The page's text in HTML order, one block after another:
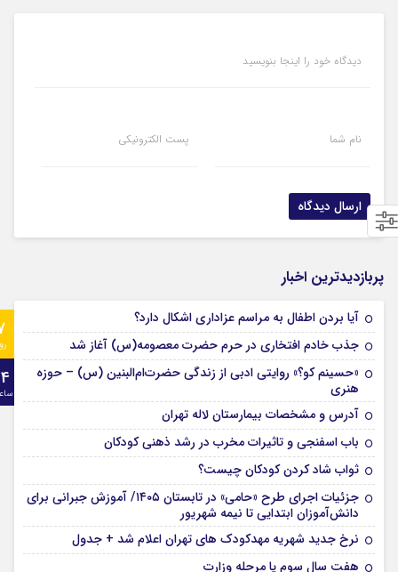
دیدگاه خود را اینجا بنویسید
نام شما پست الکترونیکی
پربازدیدترین اخبار
آیا بردن اطفال به مراسم عزادارى اشکال دارد؟
جذب خادم افتخاری در حرم حضرت معصومه(س) آغاز شد
«حسینم کو؟» روایتی ادبی از زندگی حضرت‌ام‌البنین (س) – حوزه
هنری
آدرس و مشخصات بیمارستان لاله تهران
باب اسفنجی و تاثیرات مخرب در رشد ذهنی کودکان
ثواب شاد کردن کودکان چیست؟
جزئیات اجرای طرح «حامی» در تابستان ۱۴۰۵/ آموزش جبرانی برای
دانش‌آموزان ابتدایی تا نیمه شهریور
نرخ جدید شهریه مهدکودک های تهران اعلام شد + جدول
هفت سال سوم یا مرحله وزارت